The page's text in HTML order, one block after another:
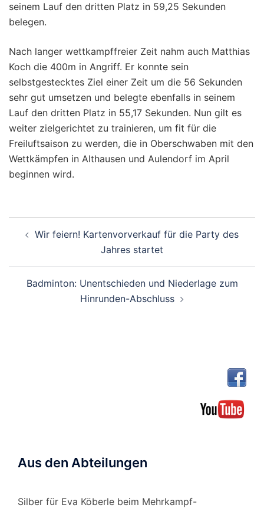
seinem Lauf den dritten Platz in 59,25 Sekunden
belegen.
Nach langer wettkampffreier Zeit nahm auch Matthias
Koch die 400m in Angriff. Er konnte sein
selbstgestecktes Ziel einer Zeit um die 56 Sekunden
sehr gut umsetzen und belegte ebenfalls in seinem
Lauf den dritten Platz in 55,17 Sekunden. Nun gilt es
weiter zielgerichtet zu trainieren, um fit für die
Freiluftsaison zu werden, die in Oberschwaben mit den
Wettkämpfen in Althausen und Aulendorf im April
beginnen wird.
Wir feiern! Kartenvorverkauf für die Party des
Jahres startet
Badminton: Unentschieden und Niederlage zum
Hinrunden-Abschluss
Aus den Abteilungen
Silber für Eva Köberle beim Mehrkampf-